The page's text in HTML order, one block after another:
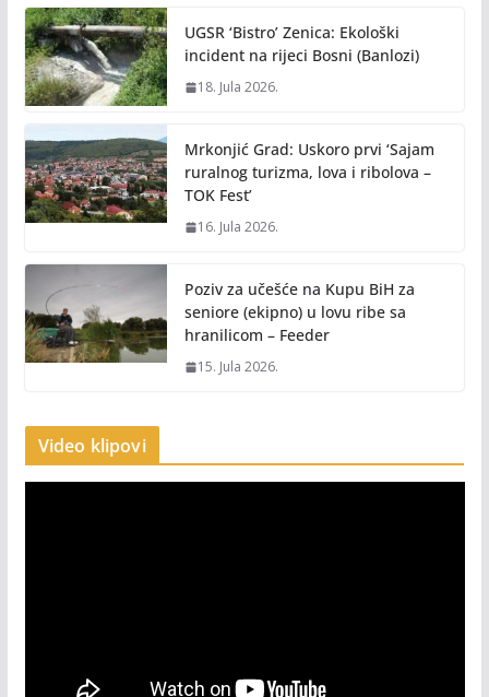
UGSR ‘Bistro’ Zenica: Ekološki
incident na rijeci Bosni (Banlozi)
18. Jula 2026.
Mrkonjić Grad: Uskoro prvi ‘Sajam
ruralnog turizma, lova i ribolova –
TOK Fest’
16. Jula 2026.
Poziv za učešće na Kupu BiH za
seniore (ekipno) u lovu ribe sa
hranilicom – Feeder
15. Jula 2026.
Video klipovi